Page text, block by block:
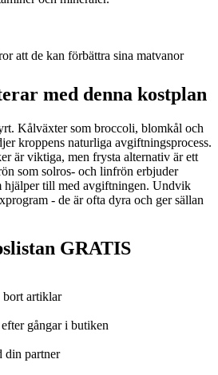
att de kan förbättra sina matvanor
med denna kostplan
Kålväxter som broccoli, blomkål och
kroppens naturliga avgiftningsprocess.
är viktiga, men frysta alternativ är ett
som solros- och linfrön erbjuder
hjälper till med avgiftningen. Undvik
- de är ofta dyra och ger sällan
GRATIS
artiklar
gångar i butiken
din partner